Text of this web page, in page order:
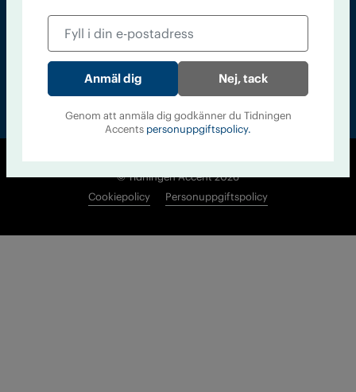
© Tidningen Accent 2026
Cookiepolicy
Personuppgiftspolicy
Nej, tack
Genom att anmäla dig godkänner du Tidningen
Accents personuppgiftspolicy.